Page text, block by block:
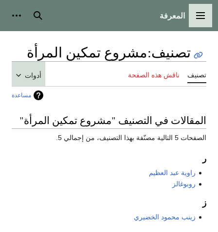
القائمة الرئيسية
المعرفة بحث
تصنيف:مشروع تمكين المرأة
تصنيف ناقش هذه الصفحة أدوات
مساعدة
المقالات في التصنيف "مشروع تمكين المرأة"
الصفحات 5 التالية مصنّفة بهذا التصنيف، من إجمالي 5.
ر
راوية عبد العظيم
روبوغالز
ز
زينب محمود الخضيري